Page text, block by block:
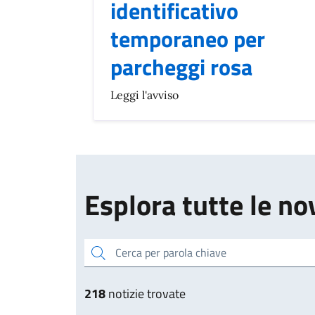
identificativo
temporaneo per
parcheggi rosa
Leggi l'avviso
Esplora tutte le
Cerca per parola chiave
218notizie trovate